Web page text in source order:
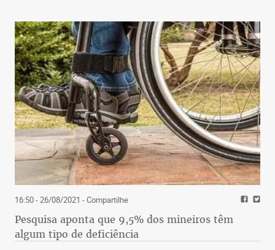
16:50 - 26/08/2021 - Compartilhe
Pesquisa aponta que 9,5% dos mineiros têm
algum tipo de deficiência